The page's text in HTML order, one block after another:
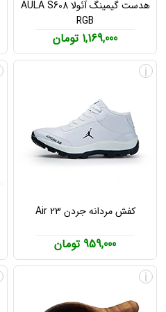
هدست گیمینگ آئولا AULA S608
RGB
1,169,000 تومان
کفش مردانه جردن Air 23
959,000 تومان
i
i